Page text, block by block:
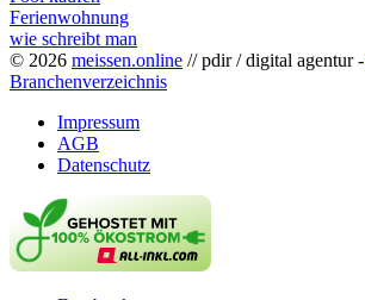
Ferienwohnung
wie schreibt man
© 2026 meissen.online // pdir / digital agentur -
Branchenverzeichnis
Impressum
AGB
Datenschutz